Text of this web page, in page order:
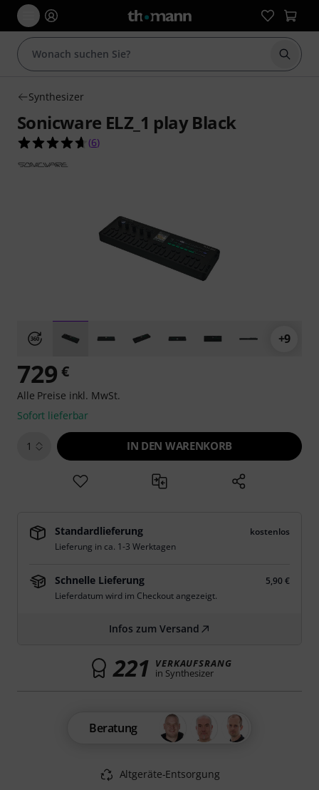
Suche
Synthesizer
Sonicware ELZ_1 play Black
4.7 von 5 Sternen aus 6 Kundenbewertungen
(6)
+9
729 €
Alle Preise inkl. MwSt.
Sofort lieferbar
1 IN DEN WARENKORB
Standardlieferung
kostenlos
Lieferung in ca. 1-3 Werktagen
Schnelle Lieferung
5,90 €
Lieferdatum wird im Checkout angezeigt.
Infos zum Versand
221 VERKAUFSRANG
in Synthesizer
Beratung
Altgeräte-Entsorgung